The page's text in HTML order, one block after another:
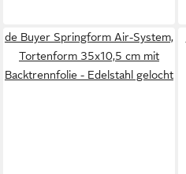
de Buyer Springform Air-System,
Tortenform 35x10,5 cm mit
Backtrennfolie - Edelstahl gelocht